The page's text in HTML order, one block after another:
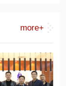
，在新时代、
终坚持服务、
会宗旨，不断
高服务大局能
新智造分会就
长刘祥刚、华
工绿色矿山智
管理部部长程
伙伴以及相关
more+